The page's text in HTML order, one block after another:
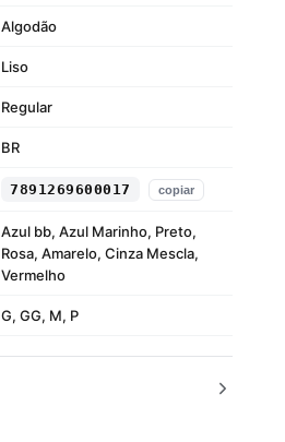
Algodão
Liso
Regular
BR
7891269600017 copiar
Azul bb, Azul Marinho, Preto,
Rosa, Amarelo, Cinza Mescla,
Vermelho
G, GG, M, P